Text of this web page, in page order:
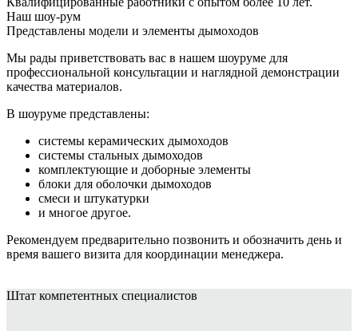
Наш шоу-рум
Представлены модели и элементы дымоходов
Мы рады приветствовать вас в нашем шоуруме для
профессиональной консультации и наглядной демонстрации
качества материалов.
В шоуруме представлены:
системы керамических дымоходов
системы стальных дымоходов
комплектующие и доборные элементы
блоки для оболочки дымоходов
смеси и штукатурки
и многое другое.
Рекомендуем предварительно позвонить и обозначить день и
время вашего визита для координации менеджера.
Штат компетентных специалистов